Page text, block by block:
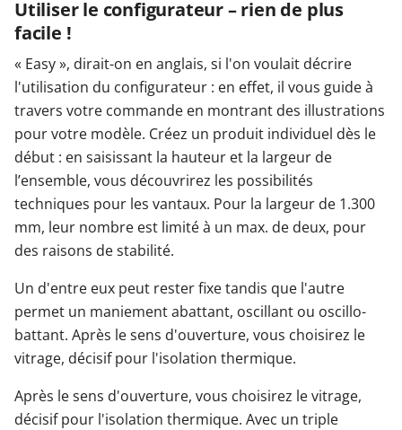
Utiliser le configurateur – rien de plus
facile !
« Easy », dirait-on en anglais, si l'on voulait décrire
l'utilisation du configurateur : en effet, il vous guide à
travers votre commande en montrant des illustrations
pour votre modèle. Créez un produit individuel dès le
début : en saisissant la hauteur et la largeur de
l’ensemble, vous découvrirez les possibilités
techniques pour les vantaux. Pour la largeur de 1.300
mm, leur nombre est limité à un max. de deux, pour
des raisons de stabilité.
Un d'entre eux peut rester fixe tandis que l'autre
permet un maniement abattant, oscillant ou oscillo-
battant. Après le sens d'ouverture, vous choisirez le
vitrage, décisif pour l'isolation thermique.
Après le sens d'ouverture, vous choisirez le vitrage,
décisif pour l'isolation thermique. Avec un triple